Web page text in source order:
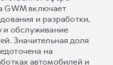
GWM включает
и разработки,
и обслуживание
Значительная доля
на
автомобилей и